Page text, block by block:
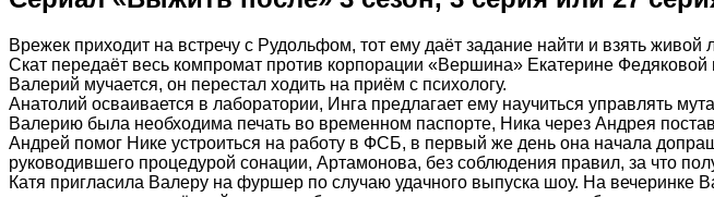
Врежек приходит на встречу с Рудольфом, тот ему даёт задание найти и взять
Скат передаёт весь компромат против корпорации «Вершина» Екатерине Федяковой
Валерий мучается, он перестал ходить на приём с психологу.
Анатолий осваивается в лаборатории, Инга предлагает ему научиться управлять
Валерию была необходима печать во временном паспорте, Ника через Андрея
Андрей помог Нике устроиться на работу в ФСБ, в первый же день она начала
руководившего процедурой сонации, Артамонова, без соблюдения правил, за что
Катя пригласила Валеру на фуршер по случаю удачного выпуска шоу. На